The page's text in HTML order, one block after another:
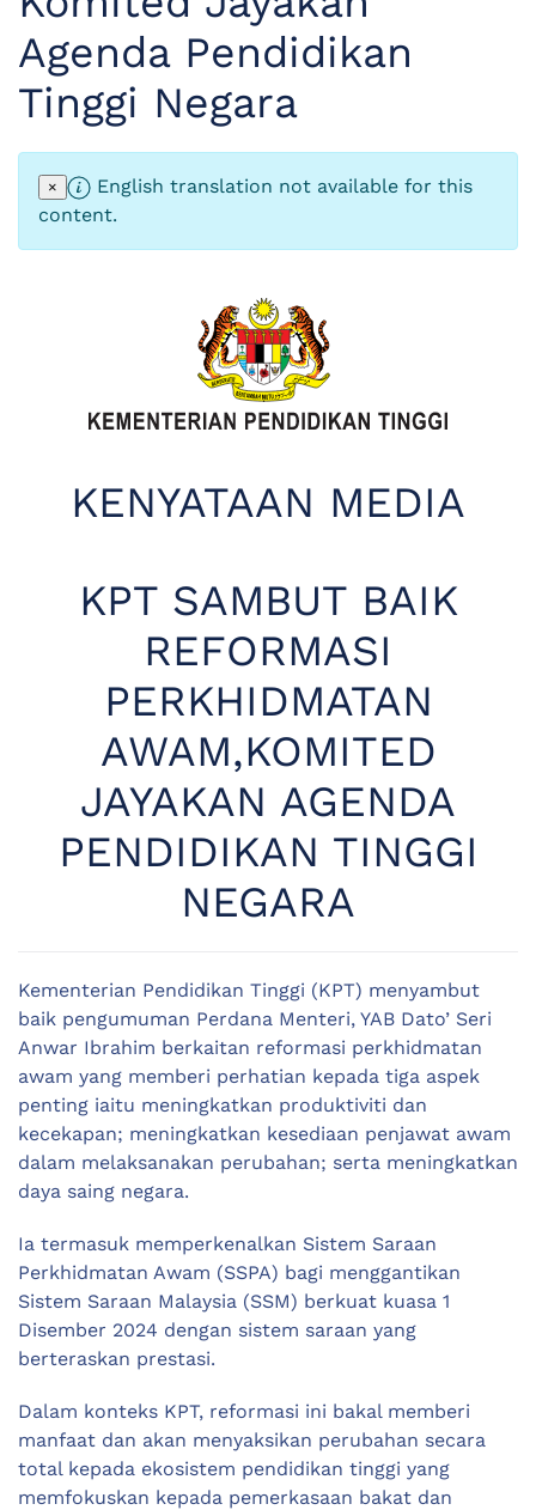
Agenda Pendidikan
Tinggi Negara
×
English translation not available for this
content.
KENYATAAN MEDIA
KPT SAMBUT BAIK
REFORMASI
PERKHIDMATAN
AWAM,KOMITED
JAYAKAN AGENDA
PENDIDIKAN TINGGI
NEGARA
Kementerian Pendidikan Tinggi (KPT) menyambut
baik pengumuman Perdana Menteri, YAB Dato’ Seri
Anwar Ibrahim berkaitan reformasi perkhidmatan
awam yang memberi perhatian kepada tiga aspek
penting iaitu meningkatkan produktiviti dan
kecekapan; meningkatkan kesediaan penjawat awam
dalam melaksanakan perubahan; serta meningkatkan
daya saing negara.
Ia termasuk memperkenalkan Sistem Saraan
Perkhidmatan Awam (SSPA) bagi menggantikan
Sistem Saraan Malaysia (SSM) berkuat kuasa 1
Disember 2024 dengan sistem saraan yang
berteraskan prestasi.
Dalam konteks KPT, reformasi ini bakal memberi
manfaat dan akan menyaksikan perubahan secara
total kepada ekosistem pendidikan tinggi yang
memfokuskan kepada pemerkasaan bakat dan